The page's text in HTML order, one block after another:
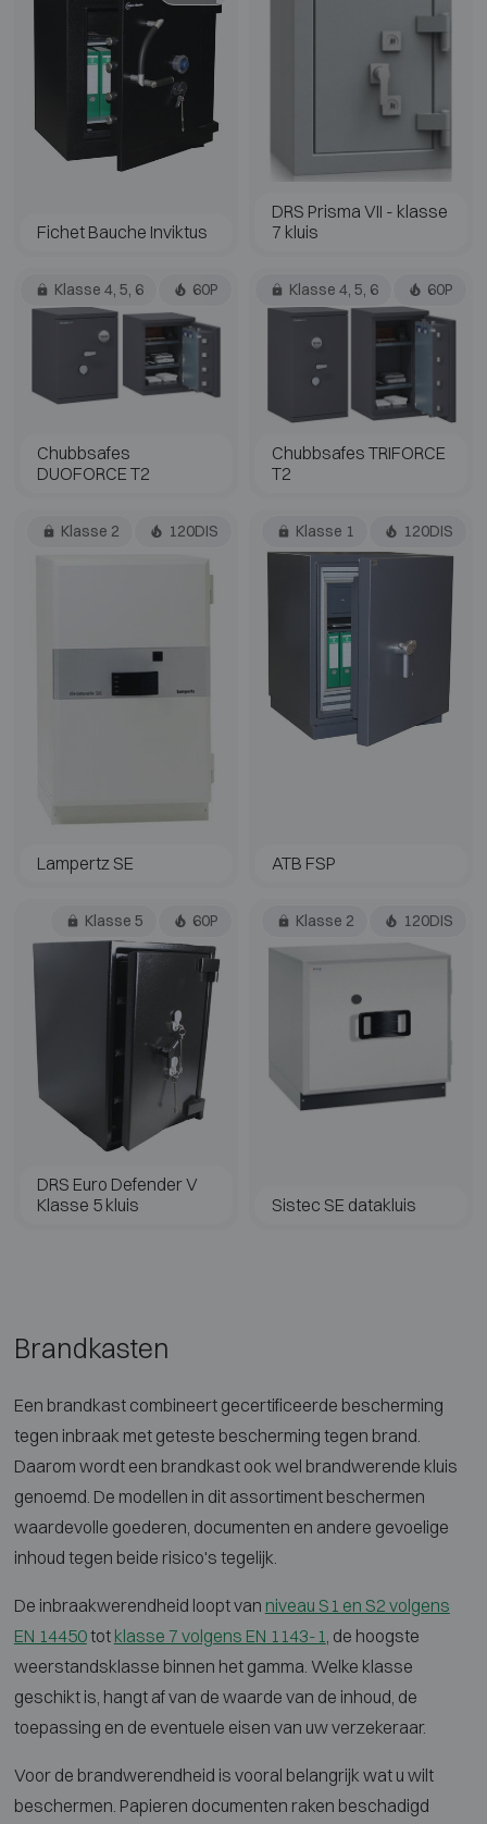
Brandkasten
Een brandkast combineert gecertificeerde bescherming
tegen inbraak met geteste bescherming tegen brand.
Daarom wordt een brandkast ook wel brandwerende kluis
genoemd. De modellen in dit assortiment beschermen
waardevolle goederen, documenten en andere gevoelige
inhoud tegen beide risico's tegelijk.
De inbraakwerendheid loopt van niveau S1 en S2 volgens
EN 14450tot klasse 7 volgens EN 1143-1, de hoogste
weerstandsklasse binnen het gamma. Welke klasse
geschikt is, hangt af van de waarde van de inhoud, de
toepassing en de eventuele eisen van uw verzekeraar.
Voor de brandwerendheid is vooral belangrijk wat u wilt
beschermen. Papieren documenten raken beschadigd
Fichet Bauche Inviktus
DRS Prisma VII - klasse
7 kluis
Klasse 4, 5, 6 60P
Chubbsafes
DUOFORCE T2
Klasse 4, 5, 6 60P
Chubbsafes TRIFORCE
T2
Klasse 2 120DIS
Lampertz SE
Klasse 1 120DIS
ATB FSP
Klasse 5 60P
DRS Euro Defender V
Klasse 5 kluis
Klasse 2 120DIS
Sistec SE datakluis